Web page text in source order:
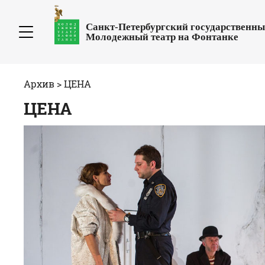
Санкт-Петербургский
Молодежный театр на Фонтанке
Архив >ЦЕНА
ЦЕНА